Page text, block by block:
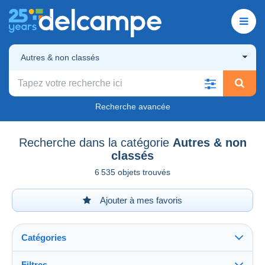
Autres & non classés
Recherche avancée
Recherche dans la catégorie Autres & non
classés
6 535 objets trouvés
Ajouter à mes favoris
Catégories